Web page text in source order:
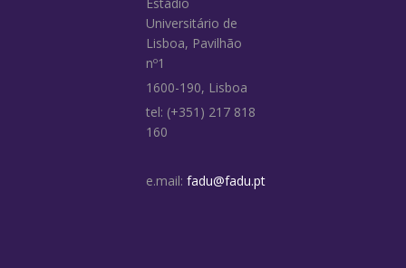
Universitário de
Lisboa, Pavilhão
nº1
1600-190, Lisboa
tel: (+351) 217 818
160
e.mail: fadu@fadu.pt